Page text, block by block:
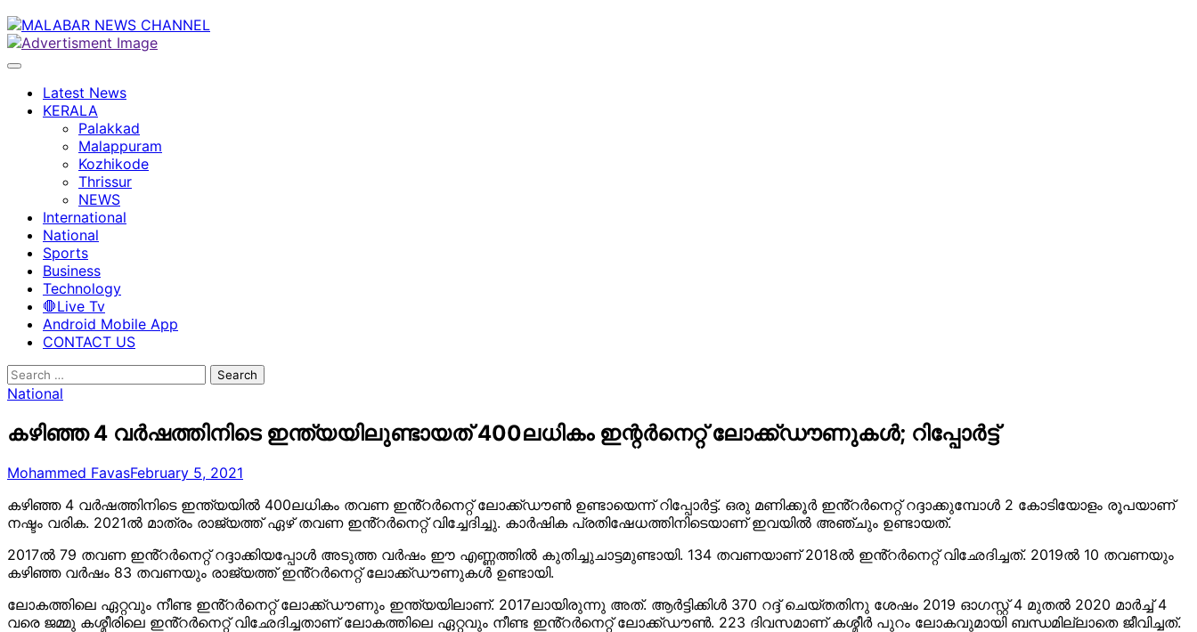
Latest News
KERALA
Palakkad
Malappuram
Kozhikode
Thrissur
NEWS
International
National
Sports
Business
Technology
🛑Live Tv
Android Mobile App
CONTACT US
Search
for:
National
കഴിഞ്ഞ 4 വർഷത്തിനിടെ ഇന്ത്യയിലുണ്ടായത് 400ലധികം ഇന്റർനെറ്റ് ലോക്ക്ഡൗണുകൾ; റിപ്പോർട്ട്
Mohammed FavasFebruary 5, 2021
കഴിഞ്ഞ 4 വർഷത്തിനിടെ ഇന്ത്യയിൽ 400ലധികം തവണ ഇൻ്റർനെറ്റ് ലോക്ക്ഡൗൺ ഉണ്ടായെന്ന് റിപ്പോർട്ട്. ഒരു മണിക്കൂർ ഇൻ്റർനെറ്റ് റദ്ദാക്കുമ്പോൾ 2 കോടിയോളം രൂപയാണ്
നഷ്ടം വരിക. 2021ൽ മാത്രം രാജ്യത്ത് ഏഴ് തവണ ഇൻ്റർനെറ്റ് വിച്ചേദിച്ചു. കാർഷിക പ്രതിഷേധത്തിനിടെയാണ് ഇവയിൽ അഞ്ചും ഉണ്ടായത്.
2017ൽ 79 തവണ ഇൻ്റർനെറ്റ് റദ്ദാക്കിയപ്പോൾ അടുത്ത വർഷം ഈ എണ്ണത്തിൽ കുതിച്ചുചാട്ടമുണ്ടായി. 134 തവണയാണ് 2018ൽ ഇൻ്റർനെറ്റ് വിഛേദിച്ചത്. 2019ൽ 10 തവണയും
കഴിഞ്ഞ വർഷം 83 തവണയും രാജ്യത്ത് ഇൻ്റർനെറ്റ് ലോക്ക്ഡൗണുകൾ ഉണ്ടായി.
ലോകത്തിലെ ഏറ്റവും നീണ്ട ഇൻ്റർനെറ്റ് ലോക്ക്ഡൗണും ഇന്ത്യയിലാണ്. 2017ലായിരുന്നു അത്. ആർട്ടിക്കിൾ 370 റദ്ദ് ചെയ്തതിനു ശേഷം 2019 ഓഗസ്റ്റ് 4 മുതൽ 2020 മാർച്ച് 4
വരെ ജമ്മു കശ്മീരിലെ ഇൻ്റർനെറ്റ് വിഛേദിച്ചതാണ് ലോകത്തിലെ ഏറ്റവും നീണ്ട ഇൻ്റർനെറ്റ് ലോക്ക്ഡൗൺ. 223 ദിവസമാണ് കശ്മീർ പുറം ലോകവുമായി ബന്ധമില്ലാതെ ജീവിച്ചത്.